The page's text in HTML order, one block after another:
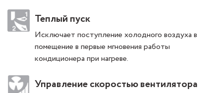
Теплый пуск
Исключает поступление холодного воздуха в
помещение в первые мгновения работы
кондиционера при нагреве.
Управление скоростью вентилятора